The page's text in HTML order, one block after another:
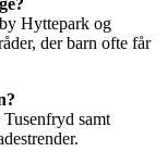
Hyttepark og
der barn ofte får
samt